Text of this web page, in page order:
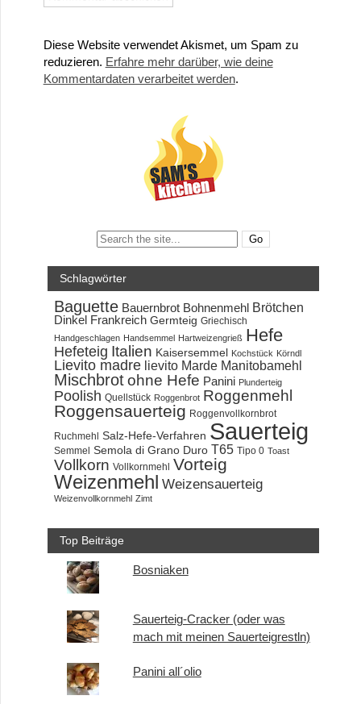
Diese Website verwendet Akismet, um Spam zu
reduzieren. Erfahre mehr darüber, wie deine
Kommentardaten verarbeitet werden.
Search:
Schlagwörter
Baguette Bauernbrot Bohnenmehl Brötchen
Dinkel Frankreich Germteig Griechisch
Handgeschlagen Handsemmel Hartweizengrieß Hefe
Hefeteig Italien Kaisersemmel Kochstück Körndl
Lievito madre lievito Marde Manitobamehl
Mischbrot ohne Hefe Panini Plunderteig
Poolish Quellstück Roggenbrot Roggenmehl
Roggensauerteig Roggenvollkornbrot
Ruchmehl Salz-Hefe-Verfahren Sauerteig
Semmel Semola di Grano Duro T65 Tipo 0 Toast
Vollkorn Vollkornmehl Vorteig
Weizenmehl Weizensauerteig
Weizenvollkornmehl Zimt
Top Beiträge
Bosniaken
Sauerteig-Cracker (oder was
mach mit meinen Sauerteigrestln)
Panini all´olio